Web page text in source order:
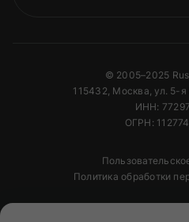
© 2005–2025
115432, Москва, ул. 5-
ИНН:
ОГРН:
Политика обработки